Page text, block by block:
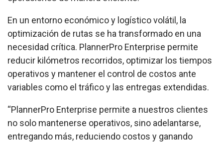
En un entorno económico y logístico volátil, la
optimización de rutas se ha transformado en una
necesidad crítica. PlannerPro Enterprise permite
reducir kilómetros recorridos, optimizar los tiempos
operativos y mantener el control de costos ante
variables como el tráfico y las entregas extendidas.
“PlannerPro Enterprise permite a nuestros clientes
no solo mantenerse operativos, sino adelantarse,
entregando más, reduciendo costos y ganando